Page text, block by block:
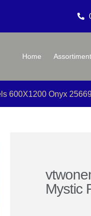
Home Assortiment
600X1200 Onyx
Mystic